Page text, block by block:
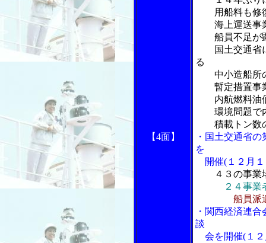
【4面】
用船料も修復
海上運送事
船員不足が
国土交通省に
る
中小造船所の
暫定措置事業
内航燃料油価
環境問題で内
積載トン数
・国土交通省
を
開催(１２月１
４３の事業
２４事
船員派
・関西経済連
談
会を開催(１２